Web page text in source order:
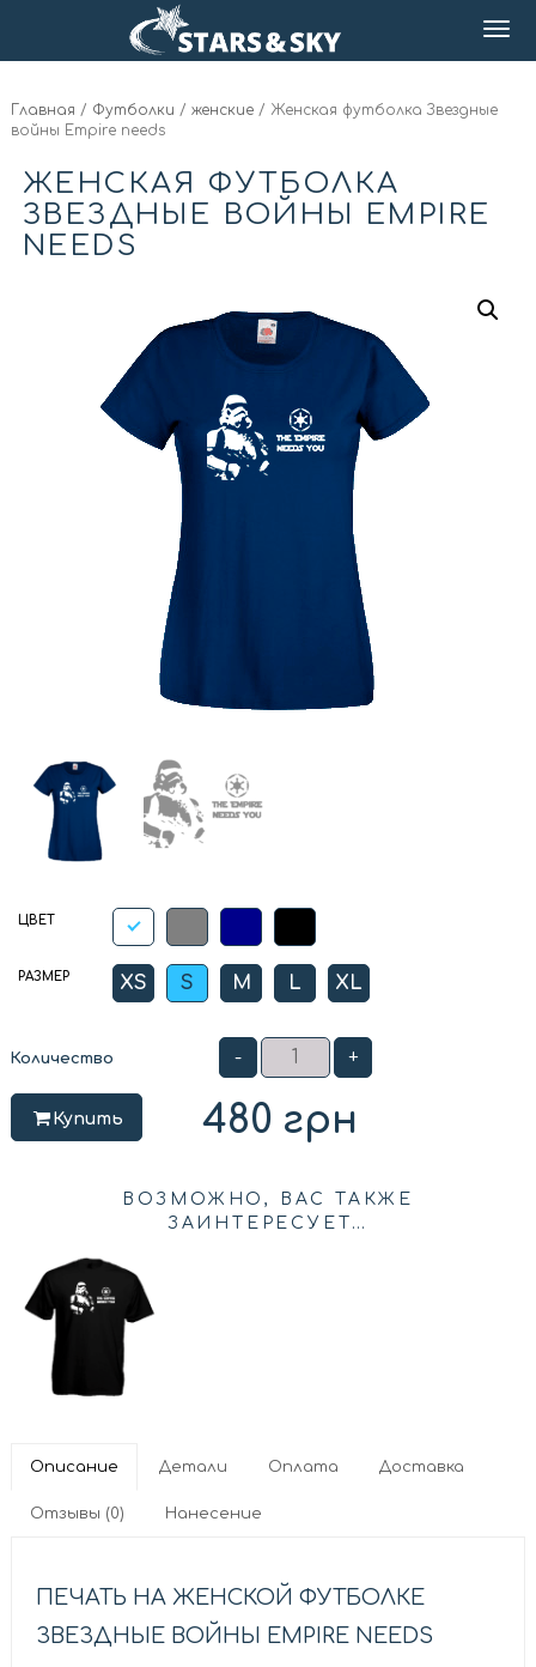
Главная / Футболки / женские / Женская футболка Звездные
войны Empire needs
ЖЕНСКАЯ ФУТБОЛКА
ЗВЕЗДНЫЕ ВОЙНЫ EMPIRE
NEEDS
ЦВЕТ
РАЗМЕР XS S M L XL
Количество - +
Купить 480 грн
ВОЗМОЖНО, ВАС ТАКЖЕ
ЗАИНТЕРЕСУЕТ…
Описание Детали Оплата Доставка
Отзывы (0) Нанесение
ПЕЧАТЬ НА ЖЕНСКОЙ ФУТБОЛКЕ
ЗВЕЗДНЫЕ ВОЙНЫ EMPIRE NEEDS